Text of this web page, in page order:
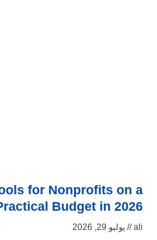
for Nonprofits on a
Budget in 2026
ali يوليو 29, 2026